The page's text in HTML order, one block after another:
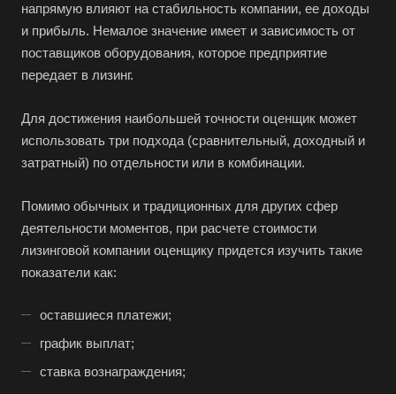
напрямую влияют на стабильность компании, ее доходы
и прибыль. Немалое значение имеет и зависимость от
поставщиков оборудования, которое предприятие
передает в лизинг.
Для достижения наибольшей точности оценщик может
использовать три подхода (сравнительный, доходный и
затратный) по отдельности или в комбинации.
Помимо обычных и традиционных для других сфер
деятельности моментов, при расчете стоимости
лизинговой компании оценщику придется изучить такие
показатели как:
оставшиеся платежи;
график выплат;
ставка вознаграждения;
Выберите ваш город
Например:Чебаркуль